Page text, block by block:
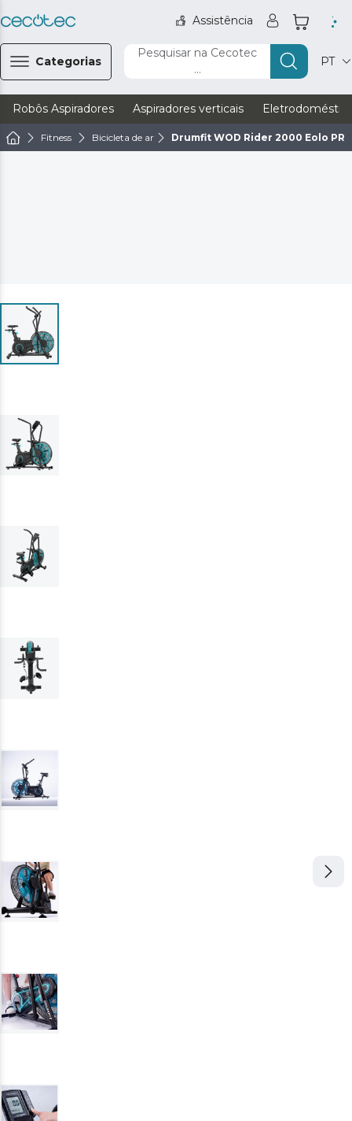
Assistência
Categorias
Pesquisar na Cecotec
...
PT
Robôs Aspiradores Aspiradores verticais
Fitness Bicicleta de ar Drumfit WOD Rider 2000 Eolo